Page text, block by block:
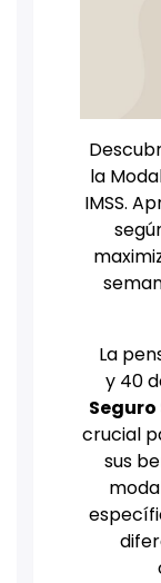
la
IMSS.
La
y 40
Seguro
crucial
sus